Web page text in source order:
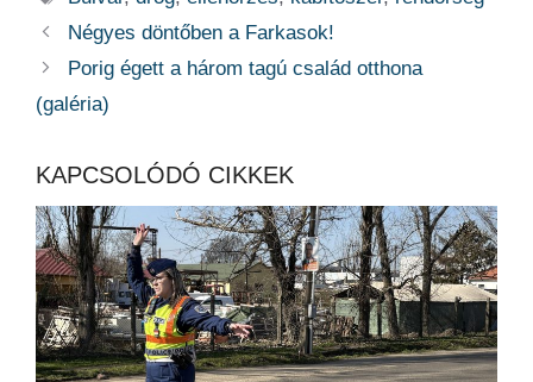
Négyes döntőben a Farkasok!
Porig égett a három tagú család otthona
(galéria)
KAPCSOLÓDÓ CIKKEK